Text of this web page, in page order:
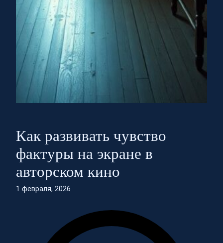
Как развивать чувство
фактуры на экране в
авторском кино
1 февраля, 2026